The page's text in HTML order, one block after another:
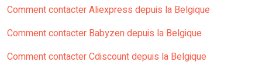
Comment contacter Aliexpress depuis la Belgique
Comment contacter Babyzen depuis la Belgique
Comment contacter Cdiscount depuis la Belgique